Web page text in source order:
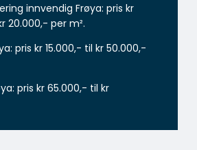
innvendig Frøya: pris kr
20.000,- per m².
pris kr 15.000,- til kr 50.000,-
pris kr 65.000,- til kr